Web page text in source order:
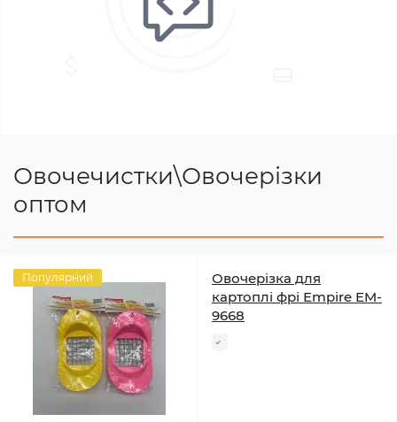
Овочечистки\Овочерізки
оптом
Популярний
Овочерізка для
картоплі фрі Empire EM-
9668